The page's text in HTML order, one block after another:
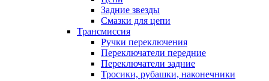
Задние звезды
Смазки для цепи
Трансмиссия
Ручки переключения
Переключатели передние
Переключатели задние
Тросики, рубашки, наконечники